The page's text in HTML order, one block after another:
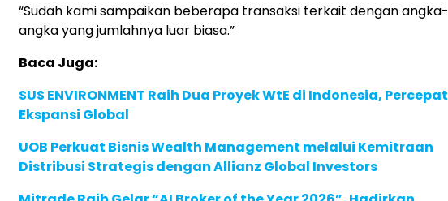
“Sudah kami sampaikan beberapa transaksi terkait dengan angka-
angka yang jumlahnya luar biasa.”
Baca Juga:
SUS ENVIRONMENT Raih Dua Proyek WtE di Indonesia, Percepat
Ekspansi Global
UOB Perkuat Bisnis Wealth Management melalui Kemitraan
Distribusi Strategis dengan Allianz Global Investors